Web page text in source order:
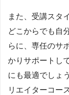
また、受講スタ
どこからでも自
らに、専任のサ
かりサポートし
にも最適でしょ
リエイターコー